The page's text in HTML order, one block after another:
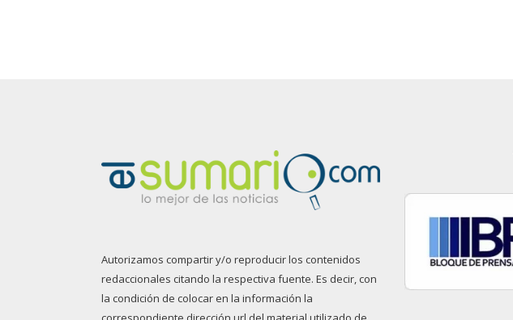
Autorizamos compartir y/o reproducir los contenidos
redaccionales citando la respectiva fuente. Es decir, con
la condición de colocar en la información la